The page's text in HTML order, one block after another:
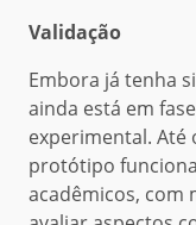
Validação
Embora já tenha
ainda está em
experimental. Até
protótipo
acadêmicos, com